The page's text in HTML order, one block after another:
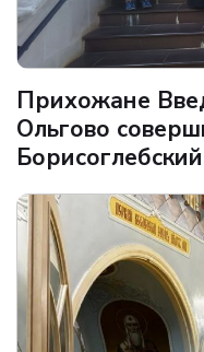
Прихожане
Ольгово